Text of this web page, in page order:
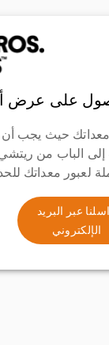
على عرض
معداتك حيث يجب
إلى الباب من
لعبور معداتك
عبر البريد
الإلكتروني